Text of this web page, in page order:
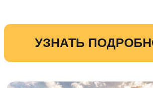
профессиональные услуги по прокладке
для строительной техники и рабочих,